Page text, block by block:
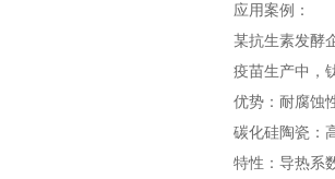
应用案例：
某抗生素发酵
疫苗生产中，
优势：耐腐蚀
碳化硅陶瓷：
特性：导热系